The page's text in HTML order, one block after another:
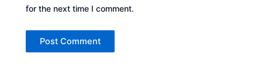
for the next time I comment.